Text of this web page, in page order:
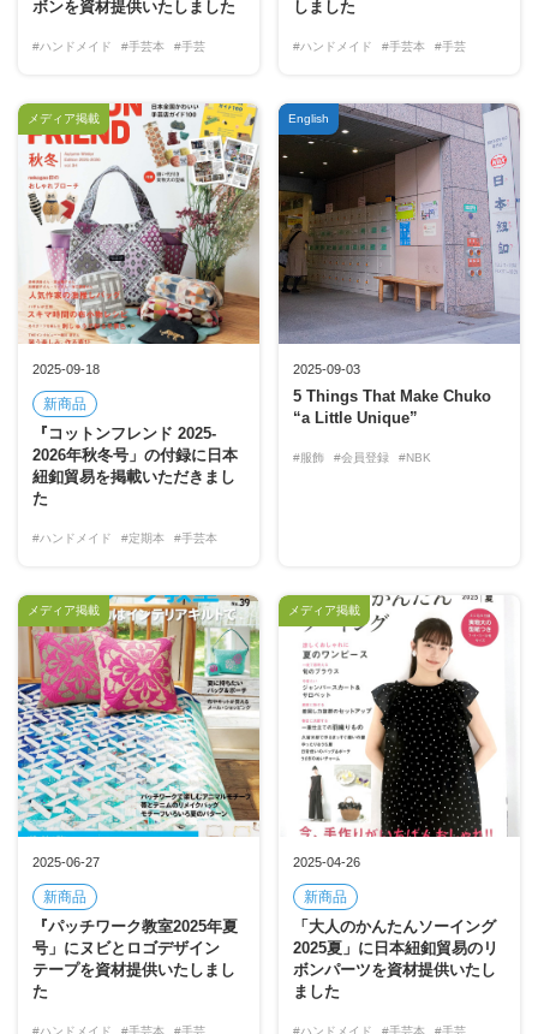
ボンを資材提供いたしました
#ハンドメイド #手芸本 #手芸
しました
#ハンドメイド #手芸本 #手芸
2025-09-18
新商品
『コットンフレンド 2025-
2026年秋冬号」の付録に日本
紐釦貿易を掲載いただきまし
た
#ハンドメイド #定期本 #手芸本
メディア掲載
2025-09-03
5 Things That Make Chuko
“a Little Unique”
#服飾 #会員登録 #NBK
English
2025-06-27
新商品
『パッチワーク教室2025年夏
号」にヌビとロゴデザイン
テープを資材提供いたしまし
た
#ハンドメイド #手芸本 #手芸
メディア掲載
2025-04-26
新商品
「大人のかんたんソーイング
2025夏」に日本紐釦貿易のリ
ボンパーツを資材提供いたし
ました
#ハンドメイド #手芸本 #手芸
メディア掲載